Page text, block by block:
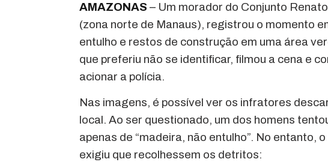
AMAZONAS – Um morador do Conjunto
(zona norte de Manaus), registrou o momento
entulho e restos de construção em uma área
que preferiu não se identificar, filmou a cena e
acionar a polícia.
Nas imagens, é possível ver os infratores
local. Ao ser questionado, um dos homens
apenas de “madeira, não entulho”. No entanto,
exigiu que recolhessem os detritos: